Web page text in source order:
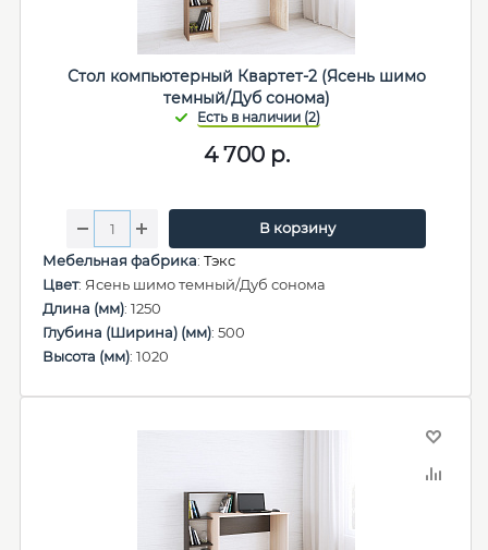
Стол компьютерный Квартет-2 (Ясень шимо
темный/Дуб сонома)
4 700р.
В корзину
Мебельная фабрика: Тэкс
Цвет: Ясень шимо темный/Дуб сонома
Длина (мм): 1250
Глубина (Ширина) (мм): 500
Высота (мм): 1020